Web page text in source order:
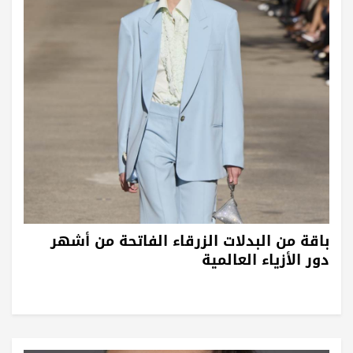
باقة من البدلات الزرقاء الفاتحة من أشهر
دور الأزياء العالمية